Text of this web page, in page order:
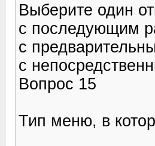
Выберите один
с последующим
с
с
Вопрос 15
Тип меню, в